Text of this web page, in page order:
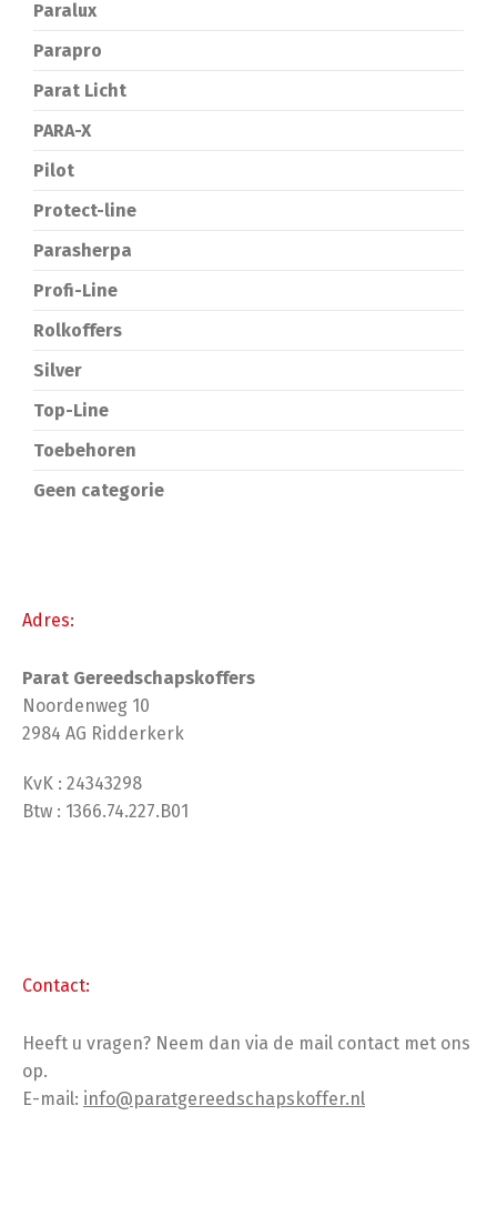
Paralux
Parapro
Parat Licht
PARA-X
Pilot
Protect-line
Parasherpa
Profi-Line
Rolkoffers
Silver
Top-Line
Toebehoren
Geen categorie
Adres:
Parat Gereedschapskoffers
Noordenweg 10
2984 AG Ridderkerk
KvK : 24343298
Btw : 1366.74.227.B01
Contact:
Heeft u vragen? Neem dan via de mail contact met ons
op.
E-mail: info@paratgereedschapskoffer.nl